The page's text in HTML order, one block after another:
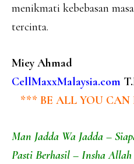
menikmati kebebasan
tercinta.
Miey Ahmad
CellMaxxMalaysia.com
*** BE ALL YOU CAN
Man Jadda Wa Jadda –
Pasti Berhasil – Insha Allah